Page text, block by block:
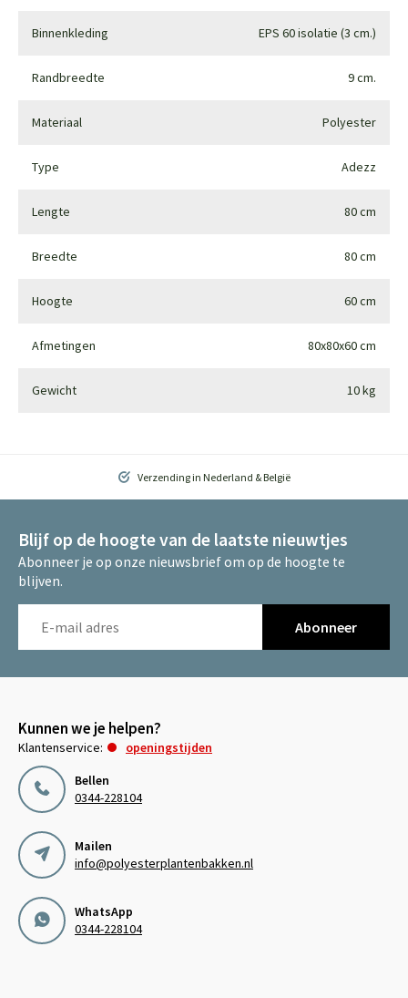
Binnenkleding EPS 60 isolatie (3 cm.)
Randbreedte 9 cm.
Materiaal Polyester
Type Adezz
Lengte 80 cm
Breedte 80 cm
Hoogte 60 cm
Afmetingen 80x80x60 cm
Gewicht 10 kg
Verzending in Nederland & België
Blijf op de hoogte van de laatste nieuwtjes
Abonneer je op onze nieuwsbrief om op de hoogte te
blijven.
Abonneer
Kunnen we je helpen?
Klantenservice:
openingstijden
Bellen
0344-228104
Mailen
info@polyesterplantenbakken.nl
WhatsApp
0344-228104